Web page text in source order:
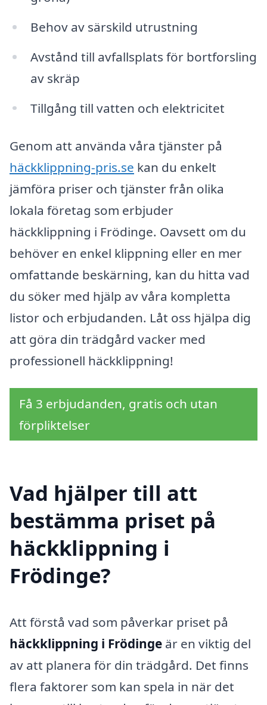
Behov av särskild utrustning
Avstånd till avfallsplats för bortforsling
av skräp
Tillgång till vatten och elektricitet
Genom att använda våra tjänster på
häckklippning-pris.se kan du enkelt
jämföra priser och tjänster från olika
lokala företag som erbjuder
häckklippning i Frödinge. Oavsett om du
behöver en enkel klippning eller en mer
omfattande beskärning, kan du hitta vad
du söker med hjälp av våra kompletta
listor och erbjudanden. Låt oss hjälpa dig
att göra din trädgård vacker med
professionell häckklippning!
Få 3 erbjudanden, gratis och utan
förpliktelser
Vad hjälper till att
bestämma priset på
häckklippning i
Frödinge?
Att förstå vad som påverkar priset på
häckklippning i Frödinge är en viktig del
av att planera för din trädgård. Det finns
flera faktorer som kan spela in när det